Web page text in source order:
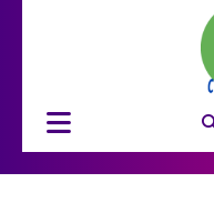
Открыть